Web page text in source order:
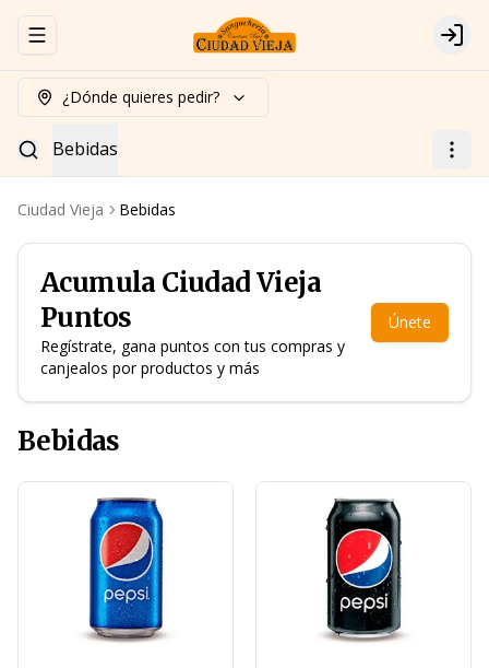
Abrir menu de navegación Login
¿Dónde quieres pedir?
Bebidas
Ciudad Vieja Bebidas
AcumulaCiudad Vieja
Puntos
Regístrate, gana puntos con tus compras y
canjealos por productos y más
Únete
Bebidas